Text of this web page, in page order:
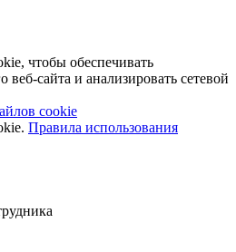
чтобы обеспечивать
сайта и анализировать сетевой
cookie
Правила использования